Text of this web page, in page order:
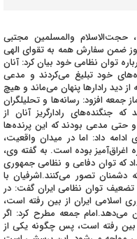
حجت‌الاسلام والمسلمین مجتبی
ضمن سفارش همه به تقوای الهی
توان نظامی خود بیان کرد: آنان
خود تبلیغ می‌کردند و مدعی
دید رادارها پنهان می‌ماند و هیچ
افزود: رسانه‌ها و تحلیلگران
جنگنده‌های رادارگریز آنان از
حتی مدعی بودند که این پرنده‌ها
داد: اما در میدان واقعیت،
اغراق‌آمیز بوده است. به گفته وی،
که توان دفاعی و نظامی جمهوری
دشمنان تصور می‌کنند.اشرفیان با
تضعیف توان نظامی ایران گفت: در
اسلامی ایران از بین رفته است،
می‌دهد.امام جمعه مطرح کرد: اگر
بین رفته است، پس چگونه یکی از